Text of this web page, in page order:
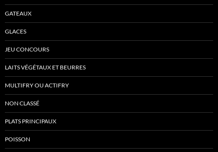
GATEAUX
GLACES
JEU CONCOURS
LAITS VÉGÉTAUX ET BEURRES
MULTIFRY OU ACTIFRY
NON CLASSÉ
PLATS PRINCIPAUX
POISSON